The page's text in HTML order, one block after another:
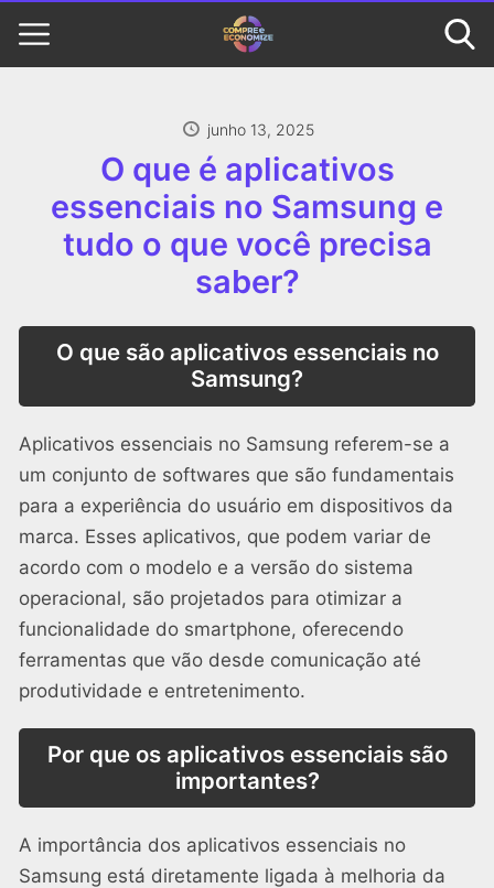
junho 13, 2025
O que é aplicativos
essenciais no Samsung e
tudo o que você precisa
saber?
O que são aplicativos essenciais no
Samsung?
Aplicativos essenciais no Samsung referem-se a
um conjunto de softwares que são fundamentais
para a experiência do usuário em dispositivos da
marca. Esses aplicativos, que podem variar de
acordo com o modelo e a versão do sistema
operacional, são projetados para otimizar a
funcionalidade do smartphone, oferecendo
ferramentas que vão desde comunicação até
produtividade e entretenimento.
Por que os aplicativos essenciais são
importantes?
A importância dos aplicativos essenciais no
Samsung está diretamente ligada à melhoria da